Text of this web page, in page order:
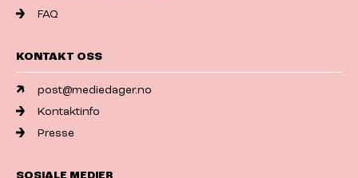
FAQ
KONTAKT OSS
post@mediedager.no
Kontaktinfo
Presse
SOSIALE MEDIER